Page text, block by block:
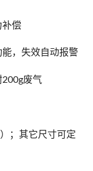
补偿
，失效自动报警
废气
；其它尺寸可定